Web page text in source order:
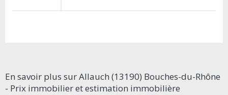
En savoir plus sur Allauch (13190) Bouches-du-Rhône
- Prix immobilier et estimation immobilière